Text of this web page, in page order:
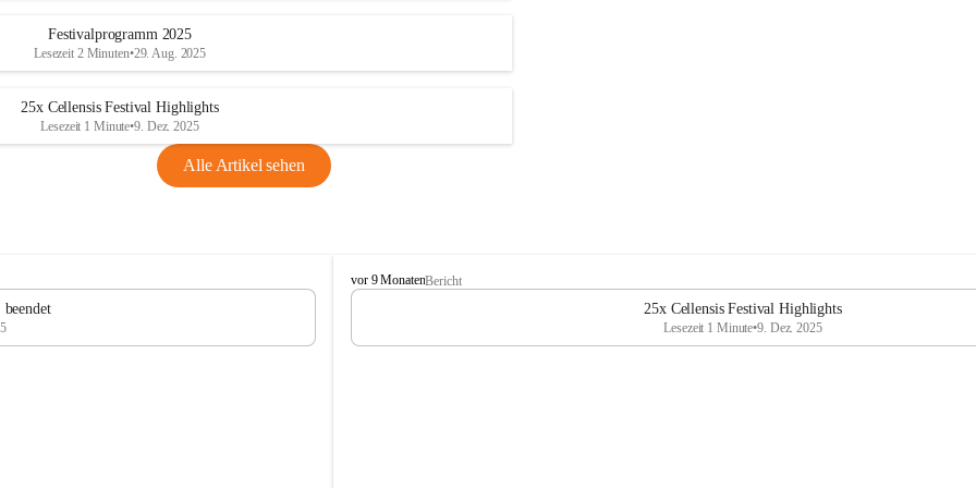
Festivalprogramm 2025
Lesezeit 2 Minuten•29. Aug. 2025
25x Cellensis Festival Highlights
Lesezeit 1 Minute•9. Dez. 2025
Alle Artikel sehen
C
e
l
vor 9 MonatenBericht
25x Cellensis Festival Highlights
Lesezeit 1 Minute•9. Dez. 2025